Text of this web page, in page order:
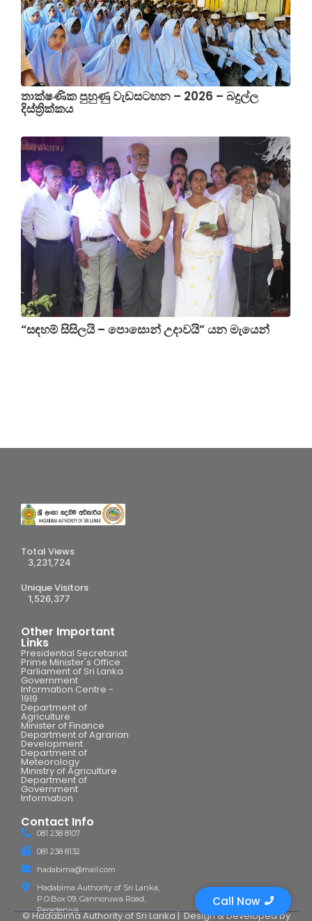
තාක්ෂණික පුහුණු වැඩසටහන – 2026 – බදුල්ල
දිස්ත්‍රික්කය
“සඳහම් සිසිලයි – පොසොන් උදාවයි” යන මැයෙන්
Total Views
3,231,724
Unique Visitors
1,526,377
Other Important
Links
Presidential Secretariat
Prime Minister's Office
Parliament of Sri Lanka
Government
Information Centre -
1919
Department of
Agriculture
Minister of Finance
Department of Agrarian
Development
Department of
Meteorology
Ministry of Agriculture
Department of
Government
Information
Contact Info
081 238 8107
081 238 8132
hadabima@mail.com
Hadabima Authority of Sri Lanka,
P.O.Box 09, Gannoruwa Road,
Peradeniya.
© Hadabima Authority of Sri Lanka |Design & Developed by
Call Now